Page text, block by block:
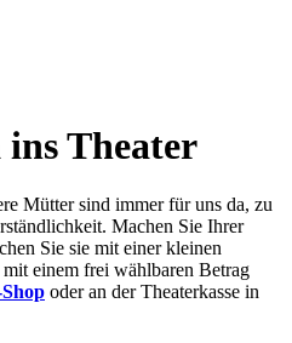
Theater
Mütter sind immer für uns da, zu
Machen Sie Ihrer
Sie sie mit einer kleinen
einem frei wählbaren Betrag
oder an der Theaterkasse in